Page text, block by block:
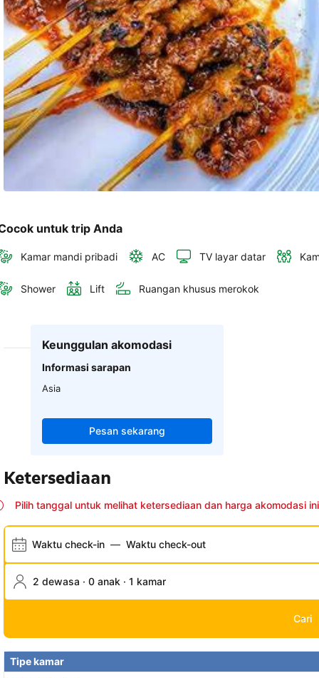
dalam
konfirmasi
pemesanan
dan
akun
Anda.
untuk trip Anda
Kamar mandi pribadi AC TV layar datar
Shower Lift Ruangan khusus merokok
Keunggulan akomodasi
Informasi sarapan
Asia
Pesan sekarang
Ketersediaan
Pilih tanggal untuk melihat ketersediaan dan harga akomodasi ini
Waktu check-in — Waktu check-out
2 dewasa · 0 anak · 1 kamar
Cari
Tipe kamar